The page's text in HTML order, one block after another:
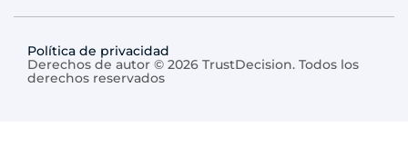
Política de privacidad
Derechos de autor © 2026 TrustDecision. Todos los
derechos reservados